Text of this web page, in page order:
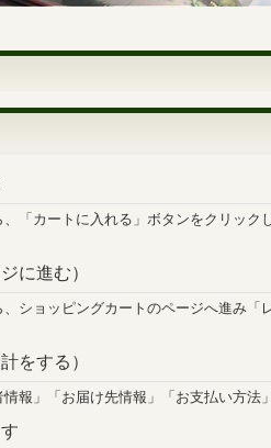
「カートに入れる」ボタンをクリック
に進む）
ショッピングカートのページへ進み「
をする）
報」「お届け先情報」「お支払い方法